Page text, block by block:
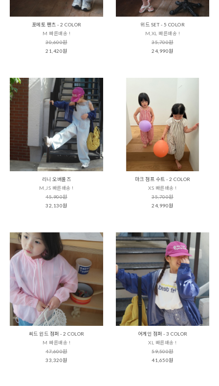
포에토 팬츠 - 2 COLOR
M 빠른배송 !
30,600원
21,420원
위드 SET - 5 COLOR
M,XL 빠른배송 !
35,700원
24,990원
리니 오버롤즈
M,JS 빠른배송 !
45,900원
32,130원
마크 점프 수트 - 2 COLOR
XS 빠른배송 !
35,700원
24,990원
씨드 윈드 점퍼 - 2 COLOR
M 빠른배송 !
47,600원
33,320원
어게인 점퍼 - 3 COLOR
XL 빠른배송 !
59,500원
41,650원